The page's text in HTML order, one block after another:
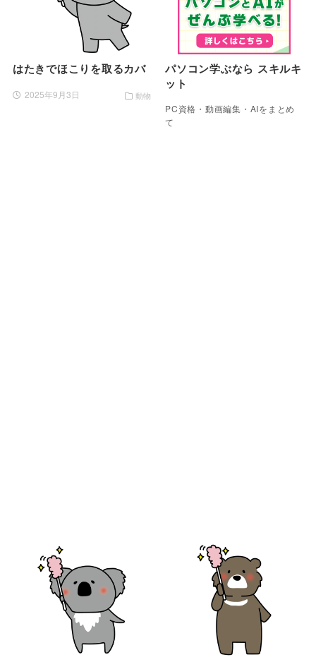
はたきでほこりを取るカバ
2025年9月3日 動物
パソコン学ぶなら スキルキ
ット
PC資格・動画編集・AIをまとめ
て